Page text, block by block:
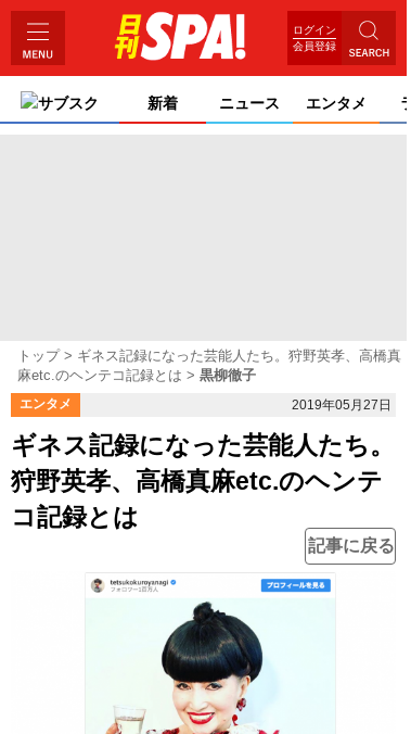
ログイン
会員登録
サブスク 新着 ニュース エンタメ
トップ
ギネス記録になった芸能人たち。狩野英孝、高橋真
麻etc.のヘンテコ記録とは
黒柳徹子
エンタメ 2019年05月27日
ギネス記録になった芸能人たち。
狩野英孝、高橋真麻etc.のヘンテ
コ記録とは
記事に戻る